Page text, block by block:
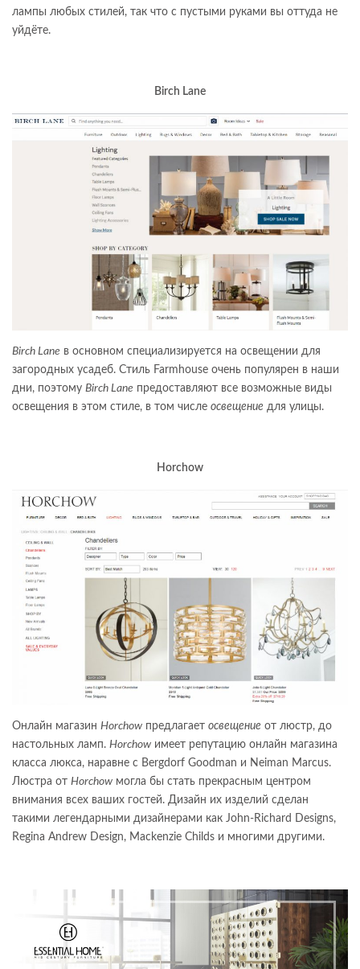
лампы любых стилей, так что с пустыми руками вы оттуда не
уйдёте.
Birch Lane
Birch Lane в основном специализируется на освещении для
загородных усадеб. Стиль Farmhouse очень популярен в наши
дни, поэтому Birch Lane предоставляют все возможные виды
освещения в этом стиле, в том числе освещение для улицы.
Horchow
Онлайн магазин Horchow предлагает освещение от люстр, до
настольных ламп. Horchow имеет репутацию онлайн магазина
класса люкса, наравне с Bergdorf Goodman и Neiman Marcus.
Люстра от Horchow могла бы стать прекрасным центром
внимания всех ваших гостей. Дизайн их изделий сделан
такими легендарными дизайнерами как John-Richard Designs,
Regina Andrew Design, Mackenzie Childs и многими другими.